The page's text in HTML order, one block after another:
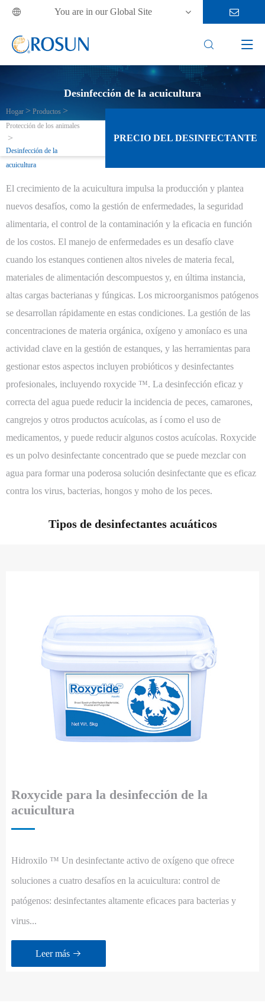
 You are in our Global Site
 
Desinfección de la acuicultura
Hogar
Productos
Protección de los animales
Desinfección de la
acuicultura
PRECIO DEL DESINFECTANTE
El crecimiento de la acuicultura impulsa la producción y plantea
nuevos desafíos, como la gestión de enfermedades, la seguridad
alimentaria, el control de la contaminación y la eficacia en función
de los costos. El manejo de enfermedades es un desafío clave
cuando los estanques contienen altos niveles de materia fecal,
materiales de alimentación descompuestos y, en última instancia,
altas cargas bacterianas y fúngicas. Los microorganismos patógenos
se desarrollan rápidamente en estas condiciones. La gestión de las
concentraciones de materia orgánica, oxígeno y amoníaco es una
actividad clave en la gestión de estanques, y las herramientas para
gestionar estos aspectos incluyen probióticos y desinfectantes
profesionales, incluyendo roxycide ™. La desinfección eficaz y
correcta del agua puede reducir la incidencia de peces, camarones,
cangrejos y otros productos acuícolas, as í como el uso de
medicamentos, y puede reducir algunos costos acuícolas. Roxycide
es un polvo desinfectante concentrado que se puede mezclar con
agua para formar una poderosa solución desinfectante que es eficaz
contra los virus, bacterias, hongos y moho de los peces.
Tipos de desinfectantes acuáticos
Roxycide para la desinfección de la
acuicultura
Hidroxilo ™ Un desinfectante activo de oxígeno que ofrece
soluciones a cuatro desafíos en la acuicultura: control de
patógenos: desinfectantes altamente eficaces para bacterias y
virus...
Leer más 